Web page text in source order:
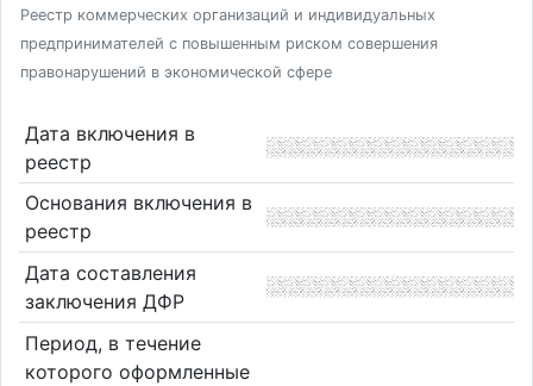
Реестр коммерческих организаций и индивидуальных
предпринимателей с повышенным риском совершения
правонарушений в экономической сфере
Дата включения в
реестр
Основания включения в
реестр
Дата составления
заключения ДФР
Период, в течение
которого оформленные